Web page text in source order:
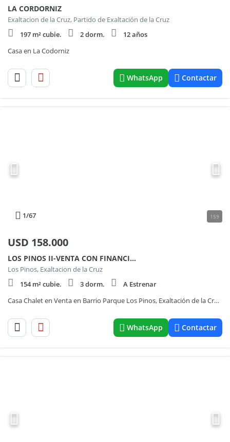
LA CORDORNIZ
Exaltacion de la Cruz, Partido de Exaltación de la Cruz
197 m² cubie.
2 dorm.
12 años
Casa en La Codorniz
WhatsApp Contactar
1/67 159
USD 158.000
LOS PINOS II-VENTA CON FINANCIACION 100
Los Pinos, Exaltacion de la Cruz
154 m² cubie.
3 dorm.
A Estrenar
Casa Chalet en Venta en Barrio Parque Los Pinos, Exaltación de la Cruz, G.B.A. Zona Norte
WhatsApp Contactar